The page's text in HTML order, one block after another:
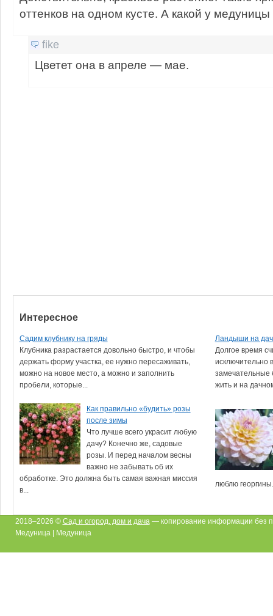
оттенков на одном кусте. А какой у
fike
Цветет она в апреле — мае.
Интересное
Садим клубнику на гряды
Клубника разрастается довольно быстро, и чтобы
держать форму участка, ее нужно пересаживать,
можно на новое место, а можно и заполнить
пробели, которые...
Ландыши на
Долгое время
исключительно
замечательные
жить и на
Как правильно «будить» розы
после зимы
Что лучше всего украсит любую
дачу? Конечно же, садовые
розы. И перед началом весны
важно не забывать об их
обработке. Это должна быть самая важная миссия
в...
люблю
2018–2026 © Сад и огород, дом и дача — копирование информации без
Медуница | Медуница